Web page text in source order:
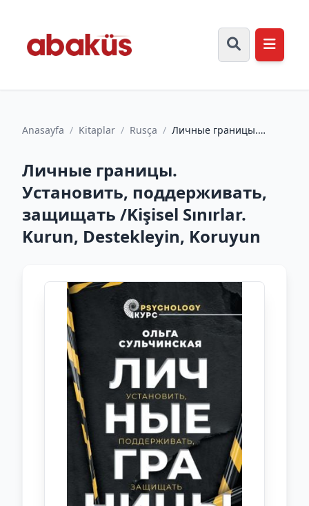
Anasayfa / Kitaplar / Rusça / Личные границы.
Личные границы.
Установить, поддерживать,
защищать /Kişisel Sınırlar.
Kurun, Destekleyin, Koruyun